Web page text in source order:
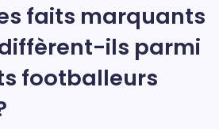
faits marquants
ils parmi
footballeurs